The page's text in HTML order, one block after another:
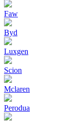
Faw
Byd
Luxgen
Scion
Mclaren
Perodua